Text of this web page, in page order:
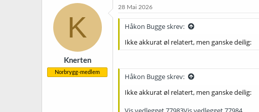
k
j
o
e
K
Knerten
Norbrygg-medlem
28 Mai 2026
Håkon Bugge skrev:
Ikke akkurat øl relatert, men ganske deilig:
Håkon Bugge skrev:
Ikke akkurat øl relatert, men ganske deilig: